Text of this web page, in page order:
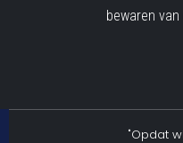
bewaren
"Opdat